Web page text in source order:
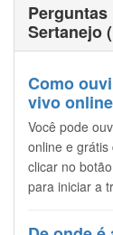
Perguntas
Sertanejo
Como
vivo
Você pode
online e
clicar no
para iniciar a